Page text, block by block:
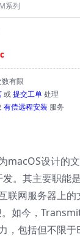
系列
有限
或提交工单处理
有偿远程安装 服务
设计的文
。其主要职能是
联网服务器上
如今，
，包括但不限于